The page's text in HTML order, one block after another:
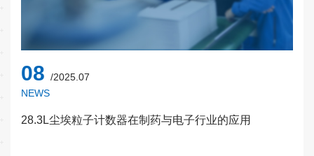
08 /2025.07
NEWS
28.3L尘埃粒子计数器在制药与电子行业的应用